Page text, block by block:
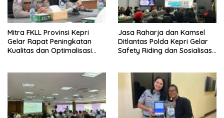
Mitra FKLL Provinsi Kepri
Gelar Rapat Peningkatan
Kualitas dan Optimalisasi
Jasa Raharja dan Kamsel
Ditlantas Polda Kepri Gelar
Safety Riding dan Sosialisasi
Indonesia